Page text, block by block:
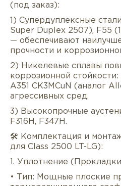
(под заказ):
1) Супердуплексные
Super Duplex 2507), F55
— обеспечивают
прочности и
2) Никелевые сплавы
коррозионной
A351 CK3MCuN (аналог
агрессивных сред.
3) Высокопрочные
F316H, F347H.
🛠️ Комплектация и
для Class 2500 LT-LG):
1. Уплотнение
• Тип: Мощные плоские